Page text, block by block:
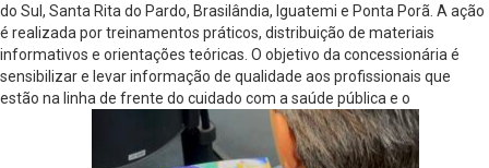
do Sul, Santa Rita do Pardo, Brasilândia, Iguatemi e Ponta Porã. A ação
é realizada por treinamentos práticos, distribuição de materiais
informativos e orientações teóricas. O objetivo da concessionária é
sensibilizar e levar informação de qualidade aos profissionais que
estão na linha de frente do cuidado com a saúde pública e o